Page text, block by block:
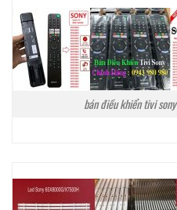
bán điều khiển tivi sony